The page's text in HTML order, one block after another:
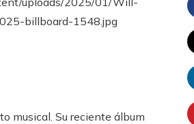
musical. Su reciente álbum